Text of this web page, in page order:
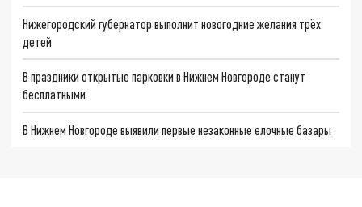
Нижегородский губернатор выполнит новогодние желания трёх
детей
В праздники открытые парковки в Нижнем Новгороде станут
бесплатными
В Нижнем Новгороде выявили первые незаконные елочные базары